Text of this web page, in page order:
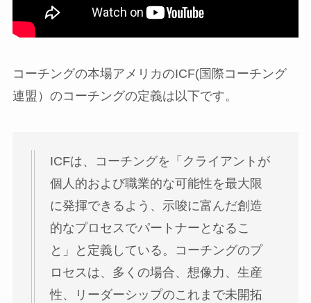
コーチングの本場アメリカのICF(国際コーチング
連盟）のコーチングの定義は以下です。
ICFは、コーチングを「クライアントが
個人的および職業的な可能性を最大限
に発揮できるよう、示唆に富んだ創造
的なプロセスでパートナーとなるこ
と」と定義している。コーチングのプ
ロセスは、多くの場合、想像力、生産
性、リーダーシップのこれまで未開拓